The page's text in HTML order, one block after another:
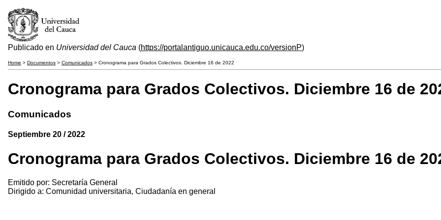
Publicado en Universidad del Cauca (https://portalantiguo.unicauca.edu.co/versionP)
Home > Documentos > Comunicados > Cronograma para Grados Colectivos. Diciembre 16 de 2022
Cronograma para Grados Colectivos. Diciembre 16 de
Comunicados
Septiembre 20 / 2022
Cronograma para Grados Colectivos. Diciembre 16 de
Emitido por: Secretaría General
Dirigido a: Comunidad universitaria, Ciudadanía en general